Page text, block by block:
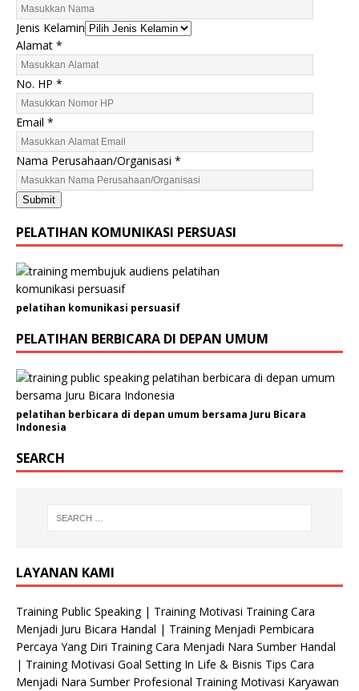
Jenis Kelamin
Alamat *
No. HP *
Email *
K
e
l
a
m
i
n
N
.
J
e
n
i
Nama Perusahaan/Organisasi *
Submit
PELATIHAN KOMUNIKASI PERSUASI
pelatihan komunikasi persuasif
PELATIHAN BERBICARA DI DEPAN UMUM
pelatihan berbicara di depan umum bersama Juru Bicara
Indonesia
SEARCH
LAYANAN KAMI
Training Public Speaking | Training Motivasi Training Cara
Menjadi Juru Bicara Handal | Training Menjadi Pembicara
Percaya Yang Diri Training Cara Menjadi Nara Sumber Handal
| Training Motivasi Goal Setting In Life & Bisnis Tips Cara
Menjadi Nara Sumber Profesional Training Motivasi Karyawan